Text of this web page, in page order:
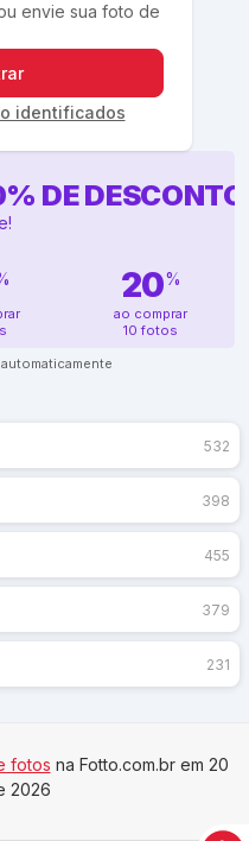
envie sua foto de
identificados
% DE DESCONTO
20%
ao comprar
10 fotos
532
398
455
379
231
fotos na Fotto.com.br em 20
2026